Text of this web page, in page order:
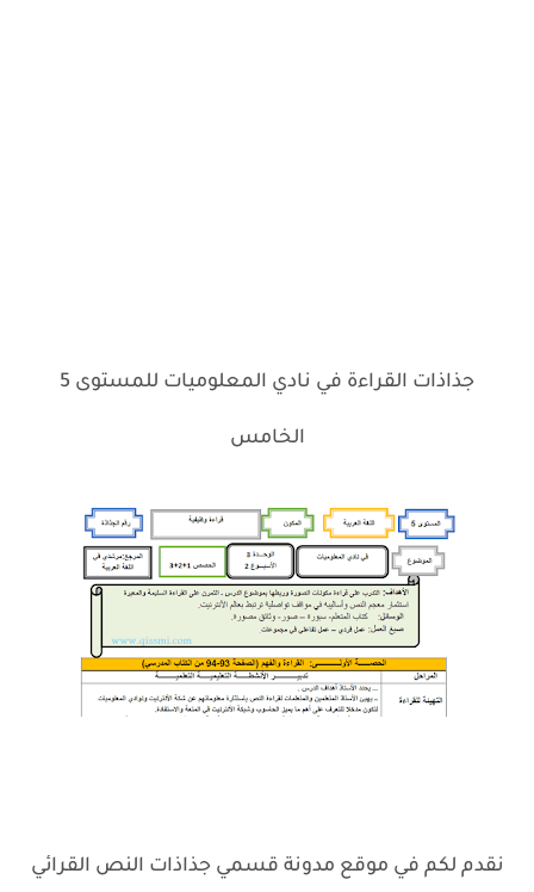
جذاذات القراءة في نادي المعلوميات للمستوى 5
الخامس
نقدم لكم في موقع مدونة قسمي جذاذات النص القرائي